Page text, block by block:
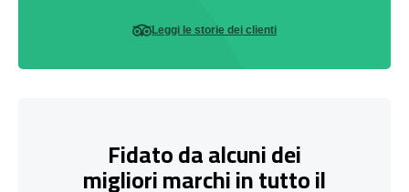
Leggi le storie dei clienti
Fidato da alcuni dei
migliori marchi in tutto il